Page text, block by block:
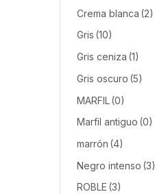
Crema blanca (2)
Gris (10)
Gris ceniza (1)
Gris oscuro (5)
MARFIL(0)
Marfil antiguo (0)
marrón (4)
Negro intenso (3)
ROBLE (3)